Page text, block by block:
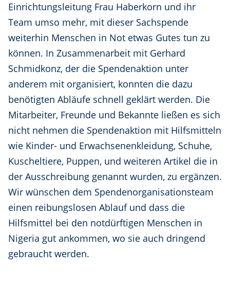
Einrichtungsleitung Frau Haberkorn und ihr
Team umso mehr, mit dieser Sachspende
weiterhin Menschen in Not etwas Gutes tun zu
können. In Zusammenarbeit mit Gerhard
Schmidkonz, der die Spendenaktion unter
anderem mit organisiert, konnten die dazu
benötigten Abläufe schnell geklärt werden. Die
Mitarbeiter, Freunde und Bekannte ließen es sich
nicht nehmen die Spendenaktion mit Hilfsmitteln
wie Kinder- und Erwachsenenkleidung, Schuhe,
Kuscheltiere, Puppen, und weiteren Artikel die in
der Ausschreibung genannt wurden, zu ergänzen.
Wir wünschen dem Spendenorganisationsteam
einen reibungslosen Ablauf und dass die
Hilfsmittel bei den notdürftigen Menschen in
Nigeria gut ankommen, wo sie auch dringend
gebraucht werden.